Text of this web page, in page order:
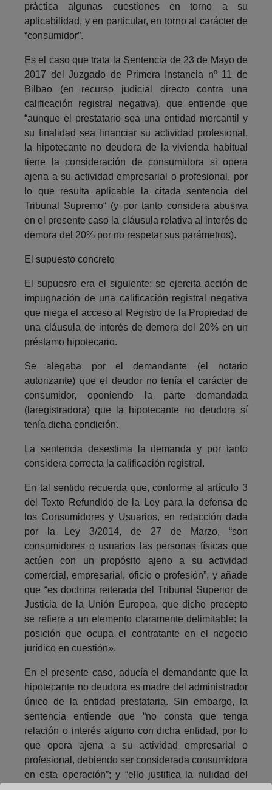
práctica algunas cuestiones en torno a su
aplicabilidad, y en particular, en torno al carácter de
“consumidor”.
Es el caso que trata la Sentencia de 23 de Mayo de
2017 del Juzgado de Primera Instancia nº 11 de
Bilbao (en recurso judicial directo contra una
calificación registral negativa), que entiende que
“aunque el prestatario sea una entidad mercantil y
su finalidad sea financiar su actividad profesional,
la hipotecante no deudora de la vivienda habitual
tiene la consideración de consumidora si opera
ajena a su actividad empresarial o profesional, por
lo que resulta aplicable la citada sentencia del
Tribunal Supremo“ (y por tanto considera abusiva
en el presente caso la cláusula relativa al interés de
demora del 20% por no respetar sus parámetros).
El supuesto concreto
El supuesro era el siguiente: se ejercita acción de
impugnación de una calificación registral negativa
que niega el acceso al Registro de la Propiedad de
una cláusula de interés de demora del 20% en un
préstamo hipotecario.
Se alegaba por el demandante (el notario
autorizante) que el deudor no tenía el carácter de
consumidor, oponiendo la parte demandada
(laregistradora) que la hipotecante no deudora sí
tenía dicha condición.
La sentencia desestima la demanda y por tanto
considera correcta la calificación registral.
En tal sentido recuerda que, conforme al artículo 3
del Texto Refundido de la Ley para la defensa de
los Consumidores y Usuarios, en redacción dada
por la Ley 3/2014, de 27 de Marzo, “son
consumidores o usuarios las personas físicas que
actúen con un propósito ajeno a su actividad
comercial, empresarial, oficio o profesión”, y añade
que “es doctrina reiterada del Tribunal Superior de
Justicia de la Unión Europea, que dicho precepto
se refiere a un elemento claramente delimitable: la
posición que ocupa el contratante en el negocio
jurídico en cuestión».
En el presente caso, aducía el demandante que la
hipotecante no deudora es madre del administrador
único de la entidad prestataria. Sin embargo, la
sentencia entiende que “no consta que tenga
relación o interés alguno con dicha entidad, por lo
que opera ajena a su actividad empresarial o
profesional, debiendo ser considerada consumidora
en esta operación”; y “ello justifica la nulidad del